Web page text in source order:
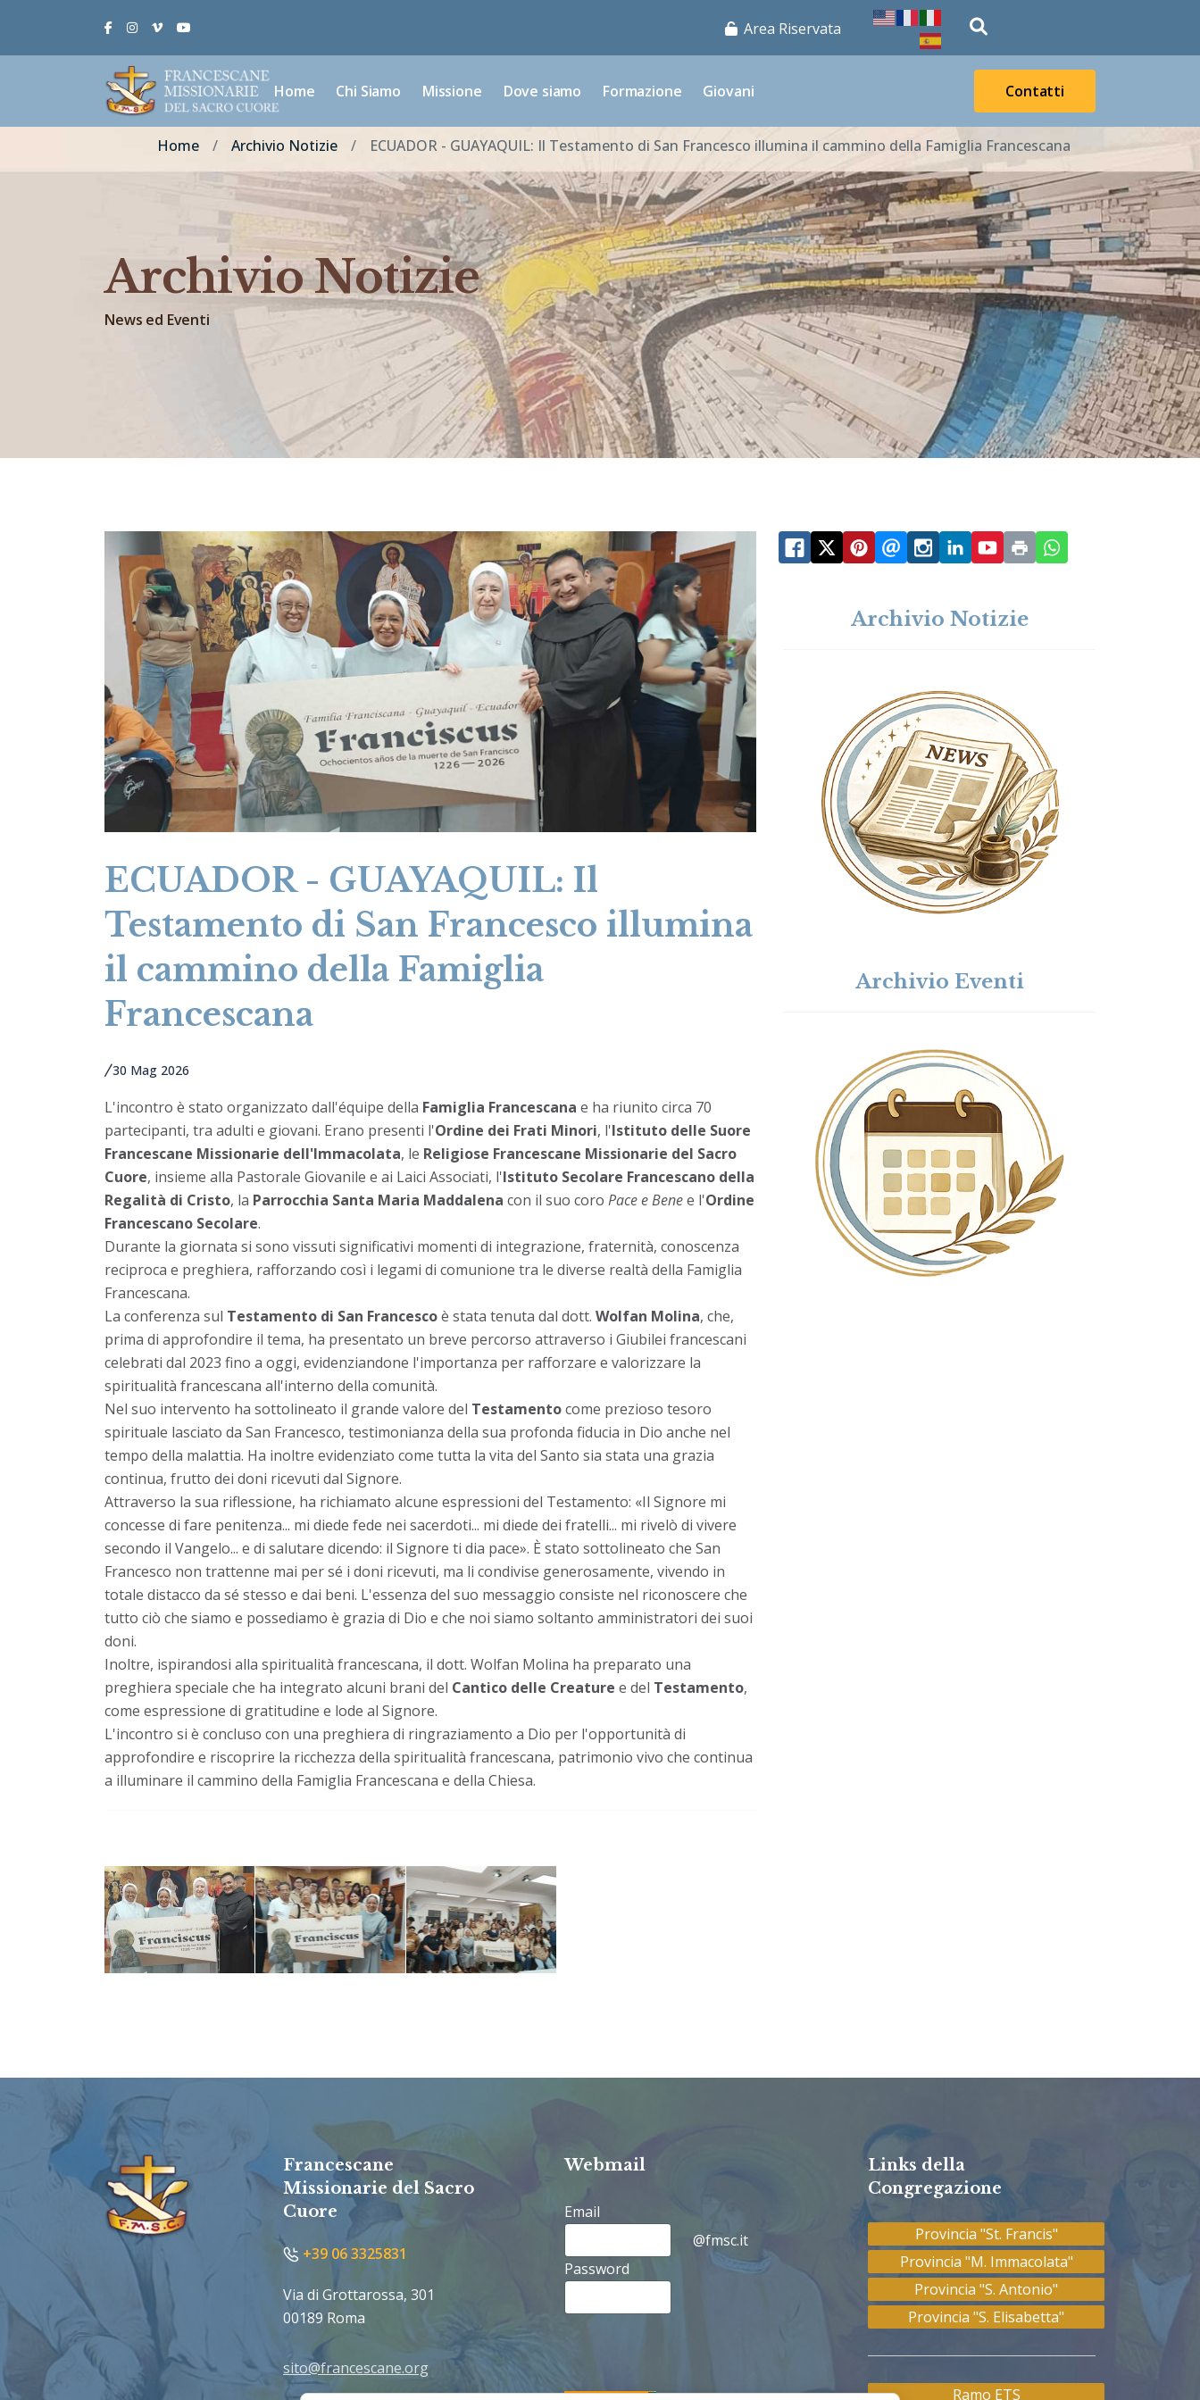
FacebookInstagram
Vimeo Area Riservata
magnifying-
glass
Home Chi Siamo Missione Dove siamo Formazione Giovani Contatti
Home Archivio Notizie ECUADOR - GUAYAQUIL: Il Testamento di San Francesco illumina il cammino della Famiglia Francescana
Archivio Notizie
News ed Eventi
ECUADOR - GUAYAQUIL: Il
Testamento di San Francesco illumina
il cammino della Famiglia
Francescana
30 Mag 2026
L'incontro è stato organizzato dall'équipe della Famiglia Francescana e ha riunito circa 70
partecipanti, tra adulti e giovani. Erano presenti l'Ordine dei Frati Minori, l'Istituto delle Suore
Francescane Missionarie dell'Immacolata, le Religiose Francescane Missionarie del Sacro
Cuore, insieme alla Pastorale Giovanile e ai Laici Associati, l'Istituto Secolare Francescano della
Regalità di Cristo, la Parrocchia Santa Maria Maddalena con il suo coro Pace e Benee l'Ordine
Francescano Secolare.
Durante la giornata si sono vissuti significativi momenti di integrazione, fraternità, conoscenza
reciproca e preghiera, rafforzando così i legami di comunione tra le diverse realtà della Famiglia
Francescana.
La conferenza sul Testamento di San Francescoè stata tenuta dal dott. Wolfan Molina, che,
prima di approfondire il tema, ha presentato un breve percorso attraverso i Giubilei francescani
celebrati dal 2023 fino a oggi, evidenziandone l'importanza per rafforzare e valorizzare la
spiritualità francescana all'interno della comunità.
Nel suo intervento ha sottolineato il grande valore del Testamentocome prezioso tesoro
spirituale lasciato da San Francesco, testimonianza della sua profonda fiducia in Dio anche nel
tempo della malattia. Ha inoltre evidenziato come tutta la vita del Santo sia stata una grazia
continua, frutto dei doni ricevuti dal Signore.
Attraverso la sua riflessione, ha richiamato alcune espressioni del Testamento: «Il Signore mi
concesse di fare penitenza... mi diede fede nei sacerdoti... mi diede dei fratelli... mi rivelò di vivere
secondo il Vangelo... e di salutare dicendo: il Signore ti dia pace». È stato sottolineato che San
Francesco non trattenne mai per sé i doni ricevuti, ma li condivise generosamente, vivendo in
totale distacco da sé stesso e dai beni. L'essenza del suo messaggio consiste nel riconoscere che
tutto ciò che siamo e possediamo è grazia di Dio e che noi siamo soltanto amministratori dei suoi
doni.
Inoltre, ispirandosi alla spiritualità francescana, il dott. Wolfan Molina ha preparato una
preghiera speciale che ha integrato alcuni brani del Cantico delle Creature e del Testamento,
come espressione di gratitudine e lode al Signore.
L'incontro si è concluso con una preghiera di ringraziamento a Dio per l'opportunità di
approfondire e riscoprire la ricchezza della spiritualità francescana, patrimonio vivo che continua
a illuminare il cammino della Famiglia Francescana e della Chiesa.
Archivio Notizie
Archivio Eventi
Francescane
Missionarie del Sacro
Cuore
+39 06 3325831
Via di Grottarossa, 301
00189 Roma
sito@francescane.org
Webmail
Email
@fmsc.it
Password
Links della
Congregazione
Provincia "St. Francis"
Provincia "M. Immacolata"
Provincia "S. Antonio"
Provincia "S. Elisabetta"
Ramo ETS